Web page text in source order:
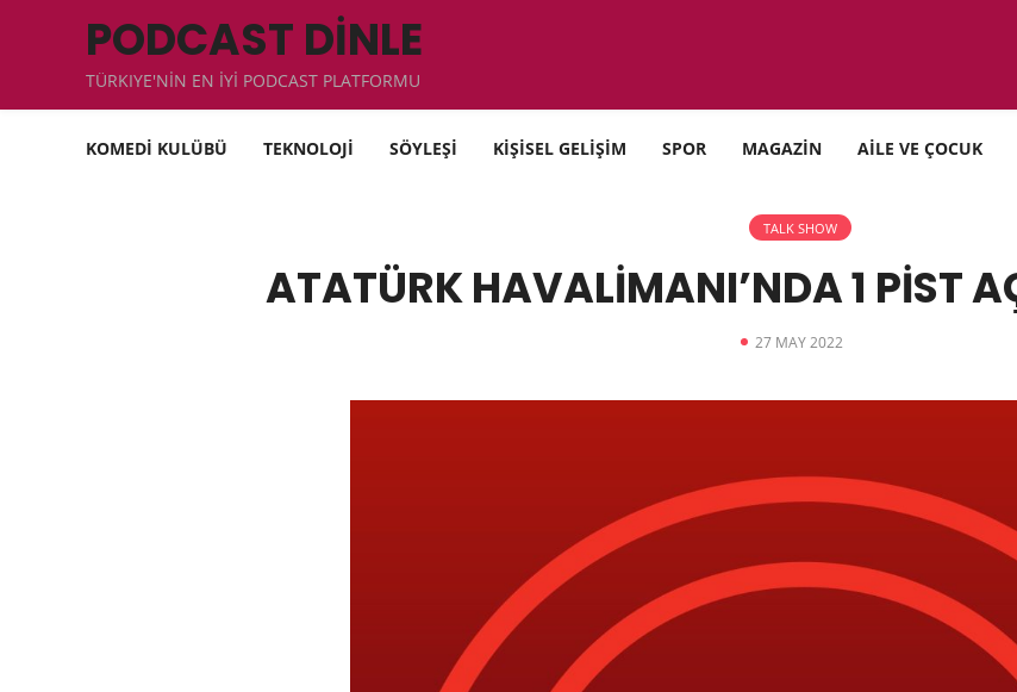
PODCAST DİNLE
TÜRKIYE'NİN EN İYİ PODCAST PLATFORMU
KOMEDİ KULÜBÜ TEKNOLOJİ SÖYLEŞİ KİŞİSEL GELİŞİM SPOR MAGAZİN AİLE VE ÇOCUK
TALK SHOW
ATATÜRK HAVALİMANI’NDA 1 PİST
27 MAY 2022